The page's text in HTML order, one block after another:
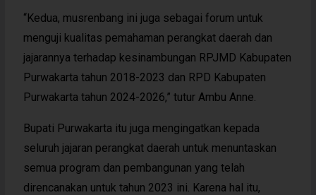
“Kedua, musrenbang ini juga sebagai forum untuk
menguji kualitas pemahaman perangkat daerah dan
jajarannya terhadap kesinambungan RPJMD Kabupaten
Purwakarta tahun 2018-2023 dan RPD Kabupaten
Purwakarta tahun 2024-2026,” tutur Ambu Anne.
Bupati Purwakarta itu juga mengingatkan kepada
seluruh jajaran perangkat daerah untuk menuntaskan
semua program dan pembangunan yang telah
direncanakan untuk tahun 2023 ini. Karena hal itu,